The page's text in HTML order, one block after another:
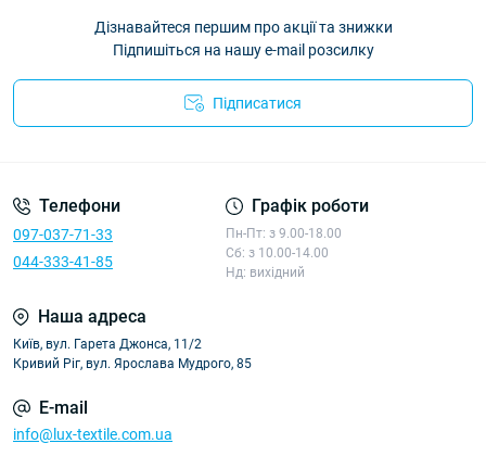
Дізнавайтеся першим про акції та знижки
Підпишіться на нашу e-mail розсилку
Підписатися
Телефони
097-037-71-33
044-333-41-85
Графік роботи
Пн-Пт: з 9.00-18.00
Сб: з 10.00-14.00
Нд: вихідний
Наша адреса
Київ, вул. Гарета Джонса, 11/2
Кривий Ріг, вул. Ярослава Мудрого, 85
E-mail
info@lux-textile.com.ua